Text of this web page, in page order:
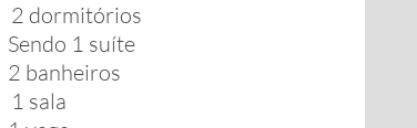
2 dormitórios
Sendo 1 suíte
2 banheiros
1 sala